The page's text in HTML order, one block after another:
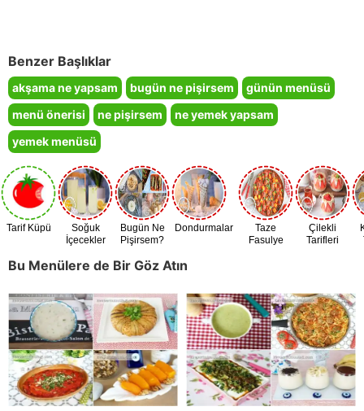
Benzer Başlıklar
akşama ne yapsam bugün ne pişirsem
günün menüsü
menü önerisi
ne pişirsem
ne yemek yapsam
yemek menüsü
Tarif Küpü
Soğuk
İçecekler
Bugün Ne
Pişirsem?
Dondurmalar
Taze
Fasulye
Çilekli
Tarifleri
Bu Menülere de Bir Göz Atın